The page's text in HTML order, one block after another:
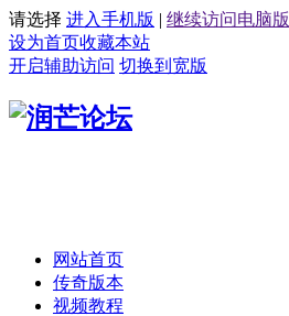
请选择 进入手机版 | 继续访问电脑版
设为首页收藏本站
开启辅助访问 切换到宽版
网站首页
传奇版本
视频教程